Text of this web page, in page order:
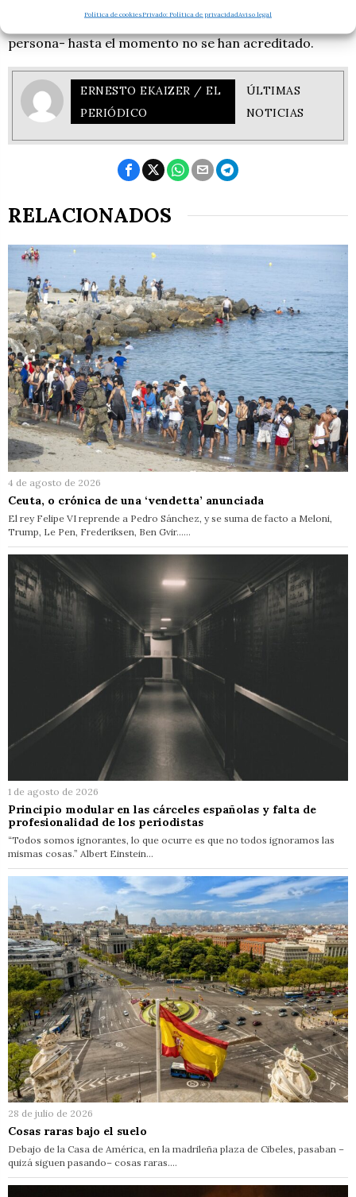
Política de cookiesPrivado: Política de privacidadAviso legal
persona- hasta el momento no se han acreditado.
ERNESTO EKAIZER / EL
PERIÓDICO
ÚLTIMAS
NOTICIAS
RELACIONADOS
4 de agosto de 2026
Ceuta, o crónica de una ‘vendetta’ anunciada
El rey Felipe VI reprende a Pedro Sánchez, y se suma de facto a Meloni,
Trump, Le Pen, Frederiksen, Ben Gvir……
1 de agosto de 2026
Principio modular en las cárceles españolas y falta de
profesionalidad de los periodistas
“Todos somos ignorantes, lo que ocurre es que no todos ignoramos las
mismas cosas.” Albert Einstein…
28 de julio de 2026
Cosas raras bajo el suelo
Debajo de la Casa de América, en la madrileña plaza de Cibeles, pasaban –
quizá siguen pasando– cosas raras.…